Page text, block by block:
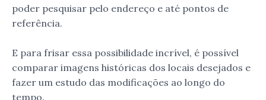
poder pesquisar pelo endereço e até pontos de
referência.
E para frisar essa possibilidade incrível, é possível
comparar imagens históricas dos locais desejados e
fazer um estudo das modificações ao longo do
tempo.